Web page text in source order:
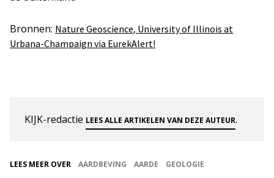
Bronnen: Nature Geoscience, University of Illinois at
Urbana-Champaign via EurekAlert!
KIJK-redactie LEES ALLE ARTIKELEN VAN DEZE AUTEUR.
LEES MEER OVER AARDBEVING AARDE
GEOLOGIE